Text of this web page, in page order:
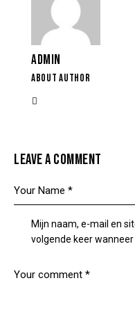
ADMIN
ABOUT AUTHOR
LEAVE A COMMENT
Mijn naam, e-mail en
volgende keer